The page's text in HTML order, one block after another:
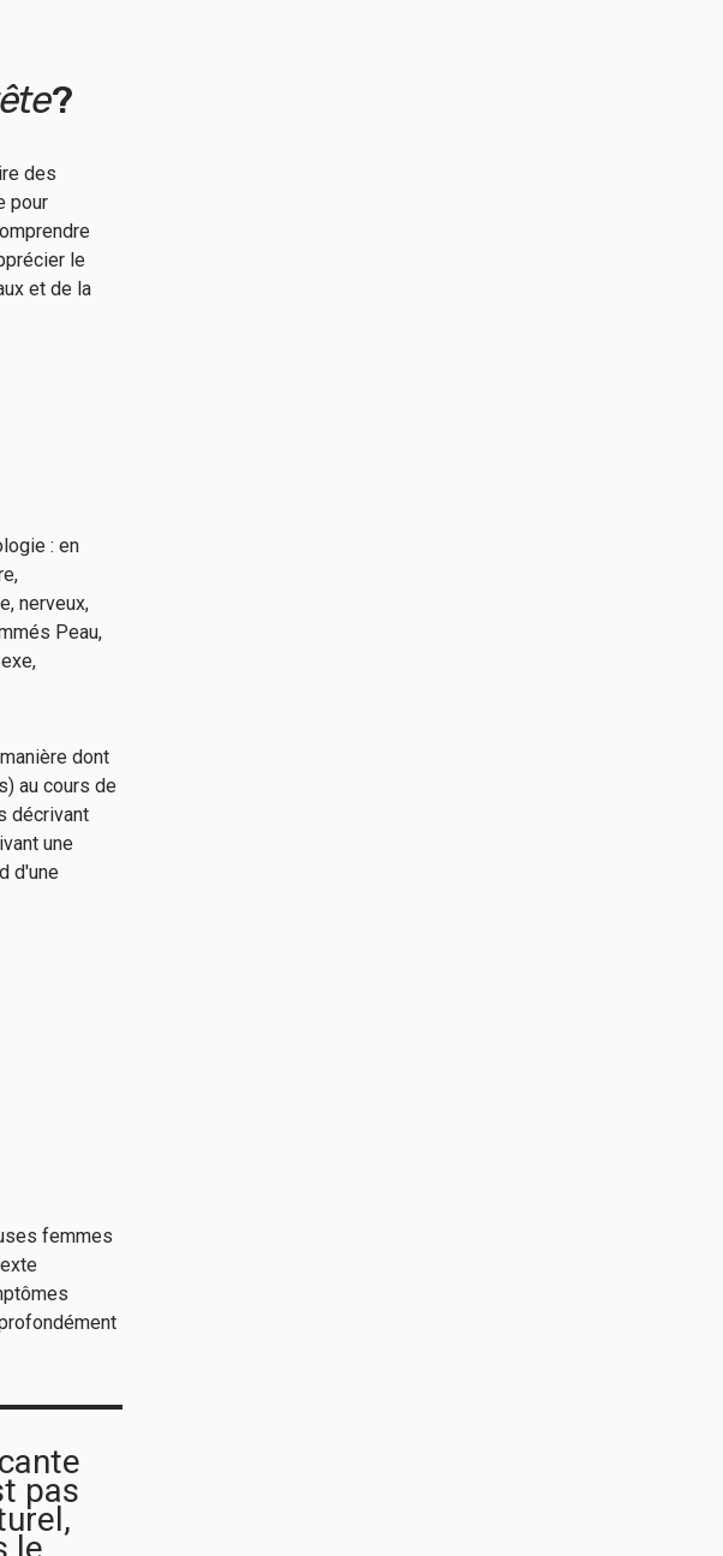
?
des
pour
le
et de la
: en
nerveux,
Peau,
dont
au cours de
décrivant
une
d'une
femmes
pas
le